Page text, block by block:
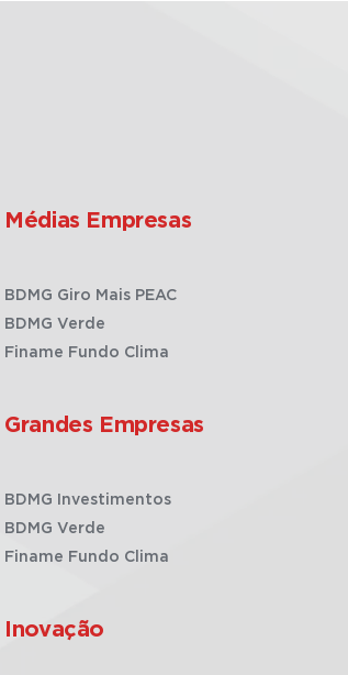
Médias Empresas
BDMG Giro Mais PEAC
BDMG Verde
Finame Fundo Clima
Grandes Empresas
BDMG Investimentos
BDMG Verde
Finame Fundo Clima
Inovação